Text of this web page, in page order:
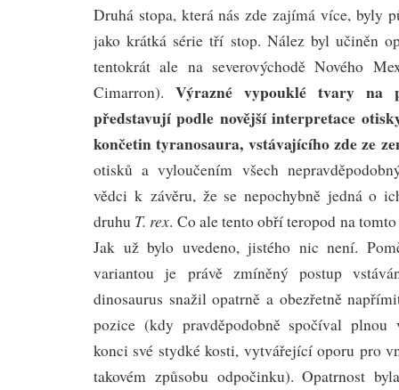
Druhá stopa, která nás zde zajímá více, byly
jako krátká série tří stop. Nález byl učiněn
tentokrát ale na severovýchodě Nového
Cimarron). Výrazné vypouklé tvary na
představují podle novější interpretace
končetin tyranosaura, vstávajícího zde ze
otisků a vyloučením všech
vědci k závěru, že se nepochybně jedná o
druhu T. rex. Co ale tento obří teropod na
Jak už bylo uvedeno, jistého nic není.
variantou je právě zmíněný postup
dinosaurus snažil opatrně a obezřetně
pozice (kdy pravděpodobně spočíval plnou
konci své stydké kosti, vytvářející oporu pro
takovém způsobu odpočinku). Opatrnost